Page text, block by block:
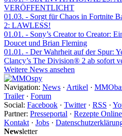
VERÖFFENTLICHT
01.03. - Sorgt für Chaos in Fortnite
2: LAWLESS!
01.01. - Sony’s Creator to Creator:
Doucet und Brian Fleming
01.01. - Der Wahrheit auf der Spur:
Clancy’s The Division® 2 ab sofort
Weitere News ansehen
Navigation: News · Artikel ·
Trailer· Forum
Social: Facebook · Twitter· RSS ·
Partner: Presseportal · Rezepte Online
Kontakt · Jobs ·
Newsletter